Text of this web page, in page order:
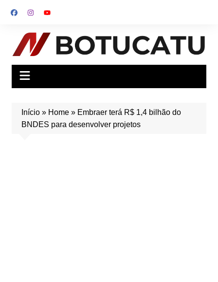
para
conteúdo
Início» Home» Embraer terá R$ 1,4 bilhão do
BNDES para desenvolver projetos